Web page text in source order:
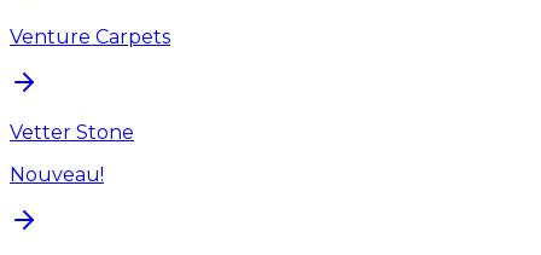
Venture Carpets
Vetter Stone
Nouveau!